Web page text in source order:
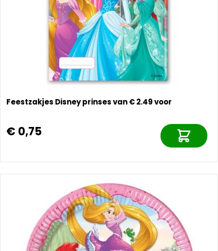
Feestzakjes Disney prinses van € 2.49 voor
€ 0,75